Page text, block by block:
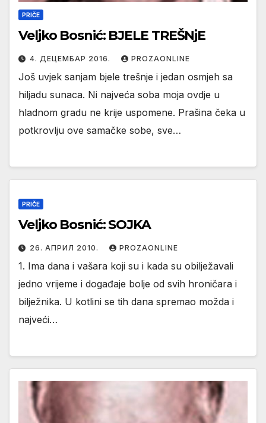
PRIČE
Veljko Bosnić: BJELE TREŠNjE
4. ДЕЦЕМБАР 2016. PROZAONLINE
Još uvjek sanjam bjele trešnje i jedan osmjeh sa
hiljadu sunaca. Ni najveća soba moja ovdje u
hladnom gradu ne krije uspomene. Prašina čeka u
potkrovlju ove samačke sobe, sve…
PRIČE
Veljko Bosnić: SOJKA
26. АПРИЛ 2010. PROZAONLINE
1. Ima dana i vašara koji su i kada su obilježavali
jedno vrijeme i događaje bolje od svih hroničara i
bilježnika. U kotlini se tih dana spremao možda i
najveći…